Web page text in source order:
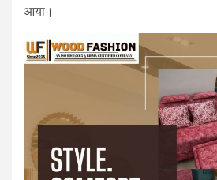
आया।